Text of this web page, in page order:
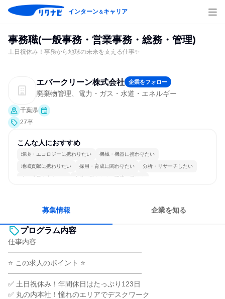
インターン＆キャリア
事務職(一般事務・営業事務・総務・管理)
土日祝休み！事務から地球の未来を支える仕事✨
エバークリーン株式会社 企業をフォロー
廃棄物管理、電力・ガス・水道・エネルギー
千葉県
27卒
こんな人におすすめ
環境・エコロジーに携わりたい 機械・機器に携わりたい
地域貢献に携わりたい 採用・育成に関わりたい 分析・リサーチしたい
人の成長を支えたい 女性が働きやすい環境で働ける
募集情報 企業を知る
プログラム内容
仕事内容
━━━━━━━━━━━━━━━━━━━
⭐ この求人のポイント ⭐
━━━━━━━━━━━━━━━━━━━
✅ 土日祝休み！年間休日はたっぷり123日
✅ 丸の内本社！憧れのエリアでデスクワーク